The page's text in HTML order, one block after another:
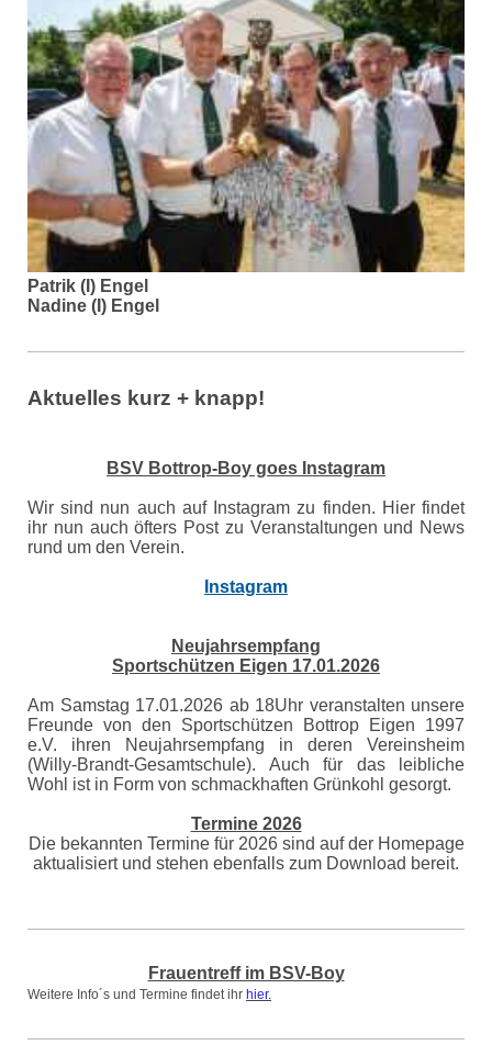
Patrik (I) Engel
Nadine (I) Engel
Aktuelles kurz + knapp!
BSV Bottrop-Boy goes Instagram
Wir sind nun auch auf Instagram zu finden. Hier findet
ihr nun auch öfters Post zu Veranstaltungen und News
rund um den Verein.
Instagram
Neujahrsempfang
Sportschützen Eigen 17.01.2026
Am Samstag 17.01.2026 ab 18Uhr veranstalten unsere
Freunde von den Sportschützen Bottrop Eigen 1997
e.V. ihren Neujahrsempfang in deren Vereinsheim
(Willy-Brandt-Gesamtschule). Auch für das leibliche
Wohl ist in Form von schmackhaften Grünkohl gesorgt.
Termine 2026
Die bekannten Termine für 2026 sind auf der Homepage
aktualisiert und stehen ebenfalls zum Download bereit.
Frauentreff im BSV-Boy
Weitere Info´s und Termine findet ihr hier.